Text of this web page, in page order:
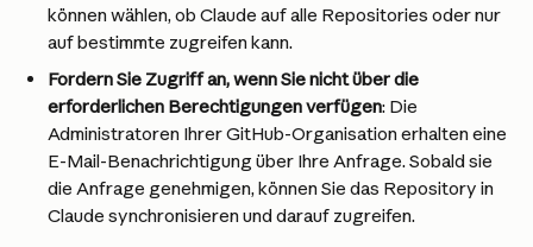
können wählen, ob Claude auf alle Repositories oder nur
auf bestimmte zugreifen kann.
Fordern Sie Zugriff an, wenn Sie nicht über die
erforderlichen Berechtigungen verfügen: Die
Administratoren Ihrer GitHub-Organisation erhalten eine
E-Mail-Benachrichtigung über Ihre Anfrage. Sobald sie
die Anfrage genehmigen, können Sie das Repository in
Claude synchronisieren und darauf zugreifen.